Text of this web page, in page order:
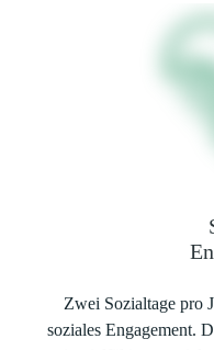
Zwei Sozialtage pro
soziales Engagement.